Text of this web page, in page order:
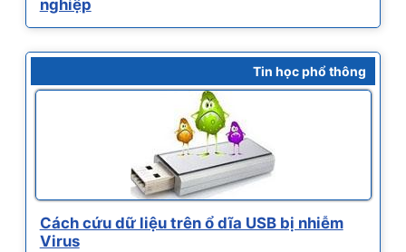
nghiệp
Tin học phổ thông
Cách cứu dữ liệu trên ổ dĩa USB bị nhiễm
Virus